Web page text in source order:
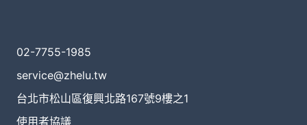
02-7755-1985
service@zhelu.tw
台北市松山區復興北路167號9樓之1
使用者協議